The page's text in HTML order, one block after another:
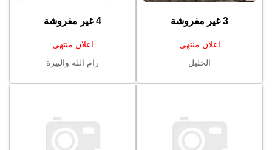
3 غير مفروشة
اعلان منتهي
الخليل
4 غير مفروشة
اعلان منتهي
رام الله والبيرة